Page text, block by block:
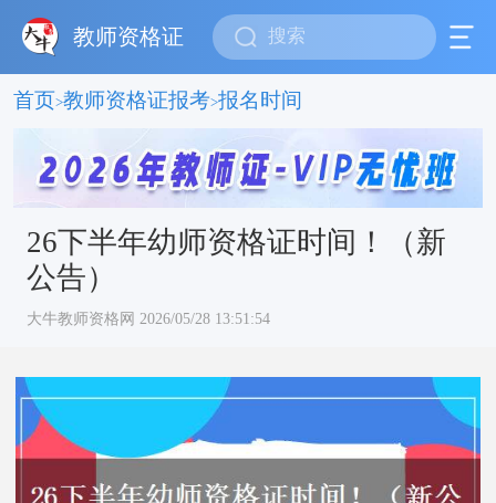
教师资格证
首页>教师资格证报考>报名时间
26下半年幼师资格证时间！（新
公告）
大牛教师资格网 2026/05/28 13:51:54